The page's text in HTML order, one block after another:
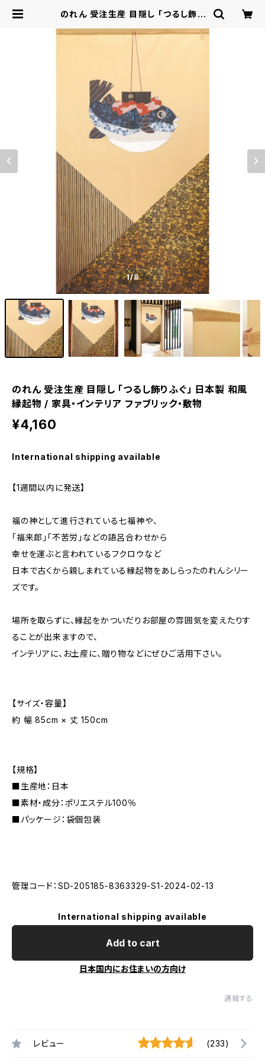
のれん 受注生産 目隠し 「つるし飾り
ンテリア ファブリック・敷物 | ロシナ
ンテ！オンライン - 総合ショッピング
サイト -
1/8
のれん 受注生産 目隠し 「つるし飾りふぐ」 日本製 和風
縁起物 / 家具・インテリア ファブリック・敷物
¥4,160
International shipping available
【1週間以内に発送】
福の神として進行されている七福神や、
「福来郎」「不苦労」などの語呂合わせから
幸せを運ぶと言われているフクロウなど
日本で古くから親しまれている縁起物をあしらったのれんシリー
ズです。
場所を取らずに、縁起をかついだりお部屋の雰囲気を変えたりす
ることが出来ますので、
インテリアに、お土産に、贈り物などにぜひご活用下さい。
【サイズ・容量】
約 幅 85cm × 丈 150cm
【規格】
■生産地：日本
■素材・成分：ポリエステル100％
■パッケージ：袋個包装
管理コード：SD-205185-8363329-S1-2024-02-13
International shipping available
Add to cart
日本国内にお住まいの方向け
通報する
レビュー (233)